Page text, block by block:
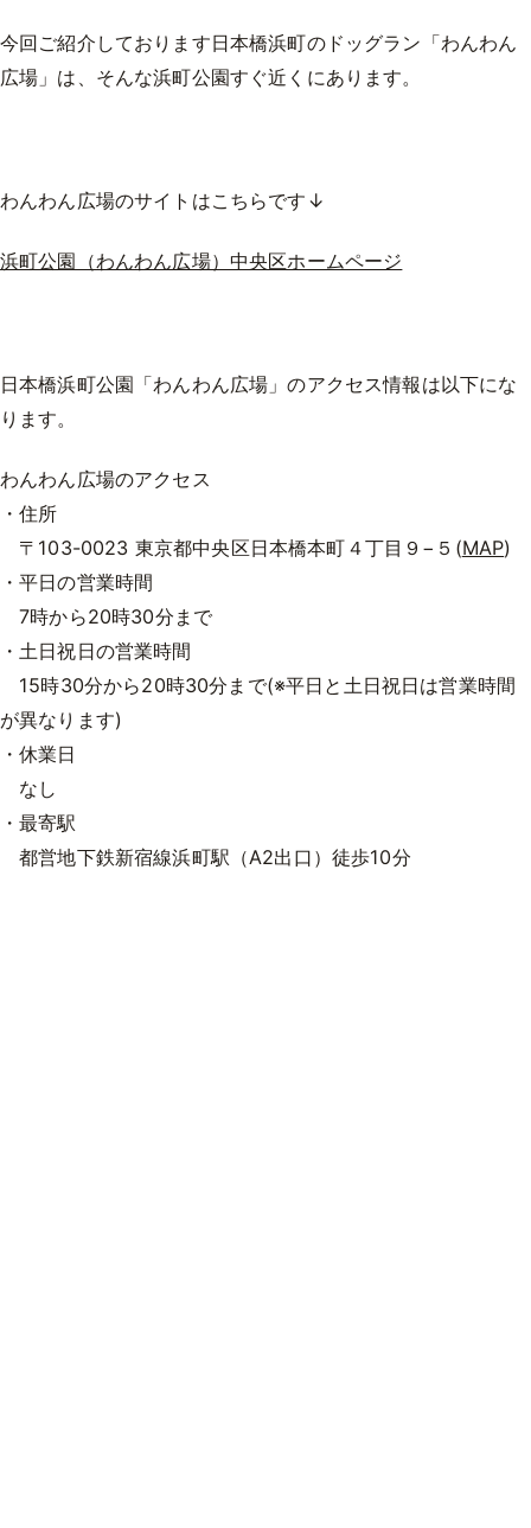
今回ご紹介しております日本橋浜町のドッグラン「わんわん
広場」は、そんな浜町公園すぐ近くにあります。
わんわん広場のサイトはこちらです↓
浜町公園（わんわん広場）中央区ホームページ
日本橋浜町公園「わんわん広場」のアクセス情報は以下にな
ります。
わんわん広場のアクセス
・住所
〒103-0023 東京都中央区日本橋本町４丁目９−５(MAP)
・平日の営業時間
7時から20時30分まで
・土日祝日の営業時間
15時30分から20時30分まで(※平日と土日祝日は営業時間
が異なります)
・休業日
なし
・最寄駅
都営地下鉄新宿線浜町駅（A2出口）徒歩10分